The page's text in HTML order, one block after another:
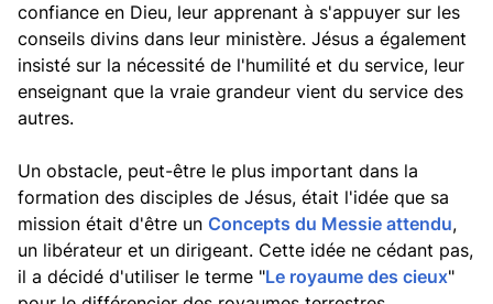
confiance en Dieu, leur apprenant à s'appuyer sur les
conseils divins dans leur ministère. Jésus a également
insisté sur la nécessité de l'humilité et du service, leur
enseignant que la vraie grandeur vient du service des
autres.
Un obstacle, peut-être le plus important dans la
formation des disciples de Jésus, était l'idée que sa
mission était d'être un Concepts du Messie attendu,
un libérateur et un dirigeant. Cette idée ne cédant pas,
il a décidé d'utiliser le terme "Le royaume des cieux"